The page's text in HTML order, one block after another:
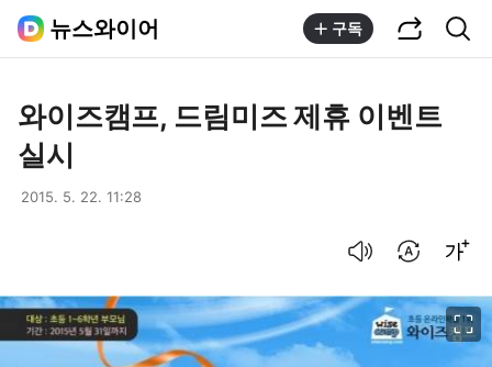
뉴스와이어 구독
와이즈캠프, 드림미즈 제휴 이벤트
실시
2015. 5. 22. 11:28